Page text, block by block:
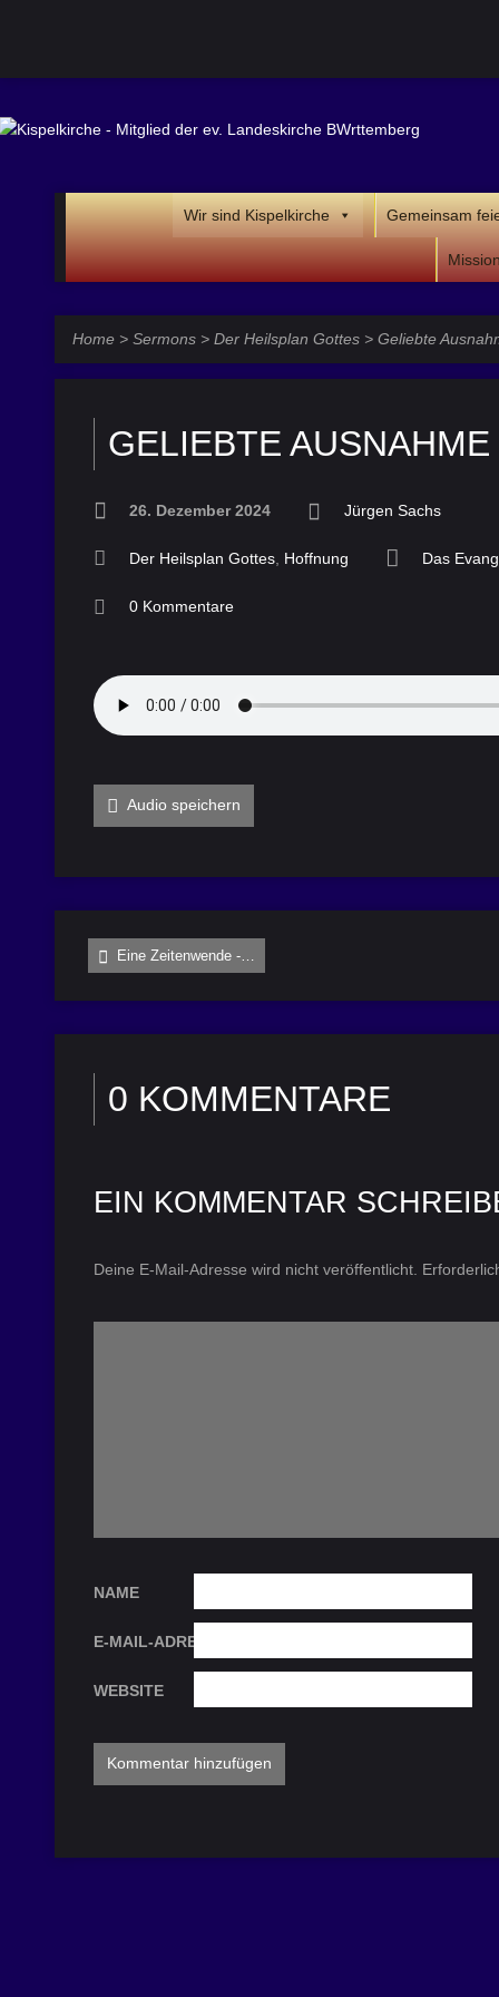
Wir sind Kispelkirche Gemeinsam
Home > Sermons > Der Heilsplan Gottes > Geliebte
GELIEBTE
26. Dezember 2024 Jürgen Sachs
Der Heilsplan Gottes Hoffnung Das
0 Kommentare
Audio speichern
Eine Zeitenwende -…
0 KOMMENTARE
EIN KOMMENTAR
Deine E-Mail-Adresse wird nicht veröffentlicht.
NAME
E-MAIL-ADRESSE
WEBSITE